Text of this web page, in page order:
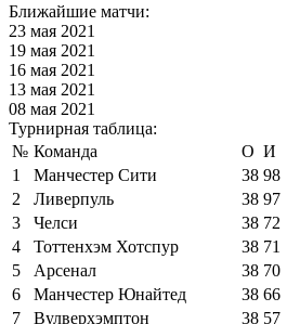
Ближайшие матчи:
23 мая 2021
19 мая 2021
16 мая 2021
13 мая 2021
08 мая 2021
Турнирная таблица:
№ Команда О И
1
Манчестер Сити 38 98
2
Ливерпуль 38 97
3
Челси 38 72
4
Тоттенхэм Хотспур 38 71
5
Арсенал 38 70
6
Манчестер Юнайтед 38 66
7
Вулверхэмптон 38 57